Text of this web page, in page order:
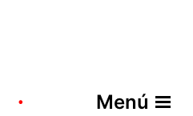
Menú